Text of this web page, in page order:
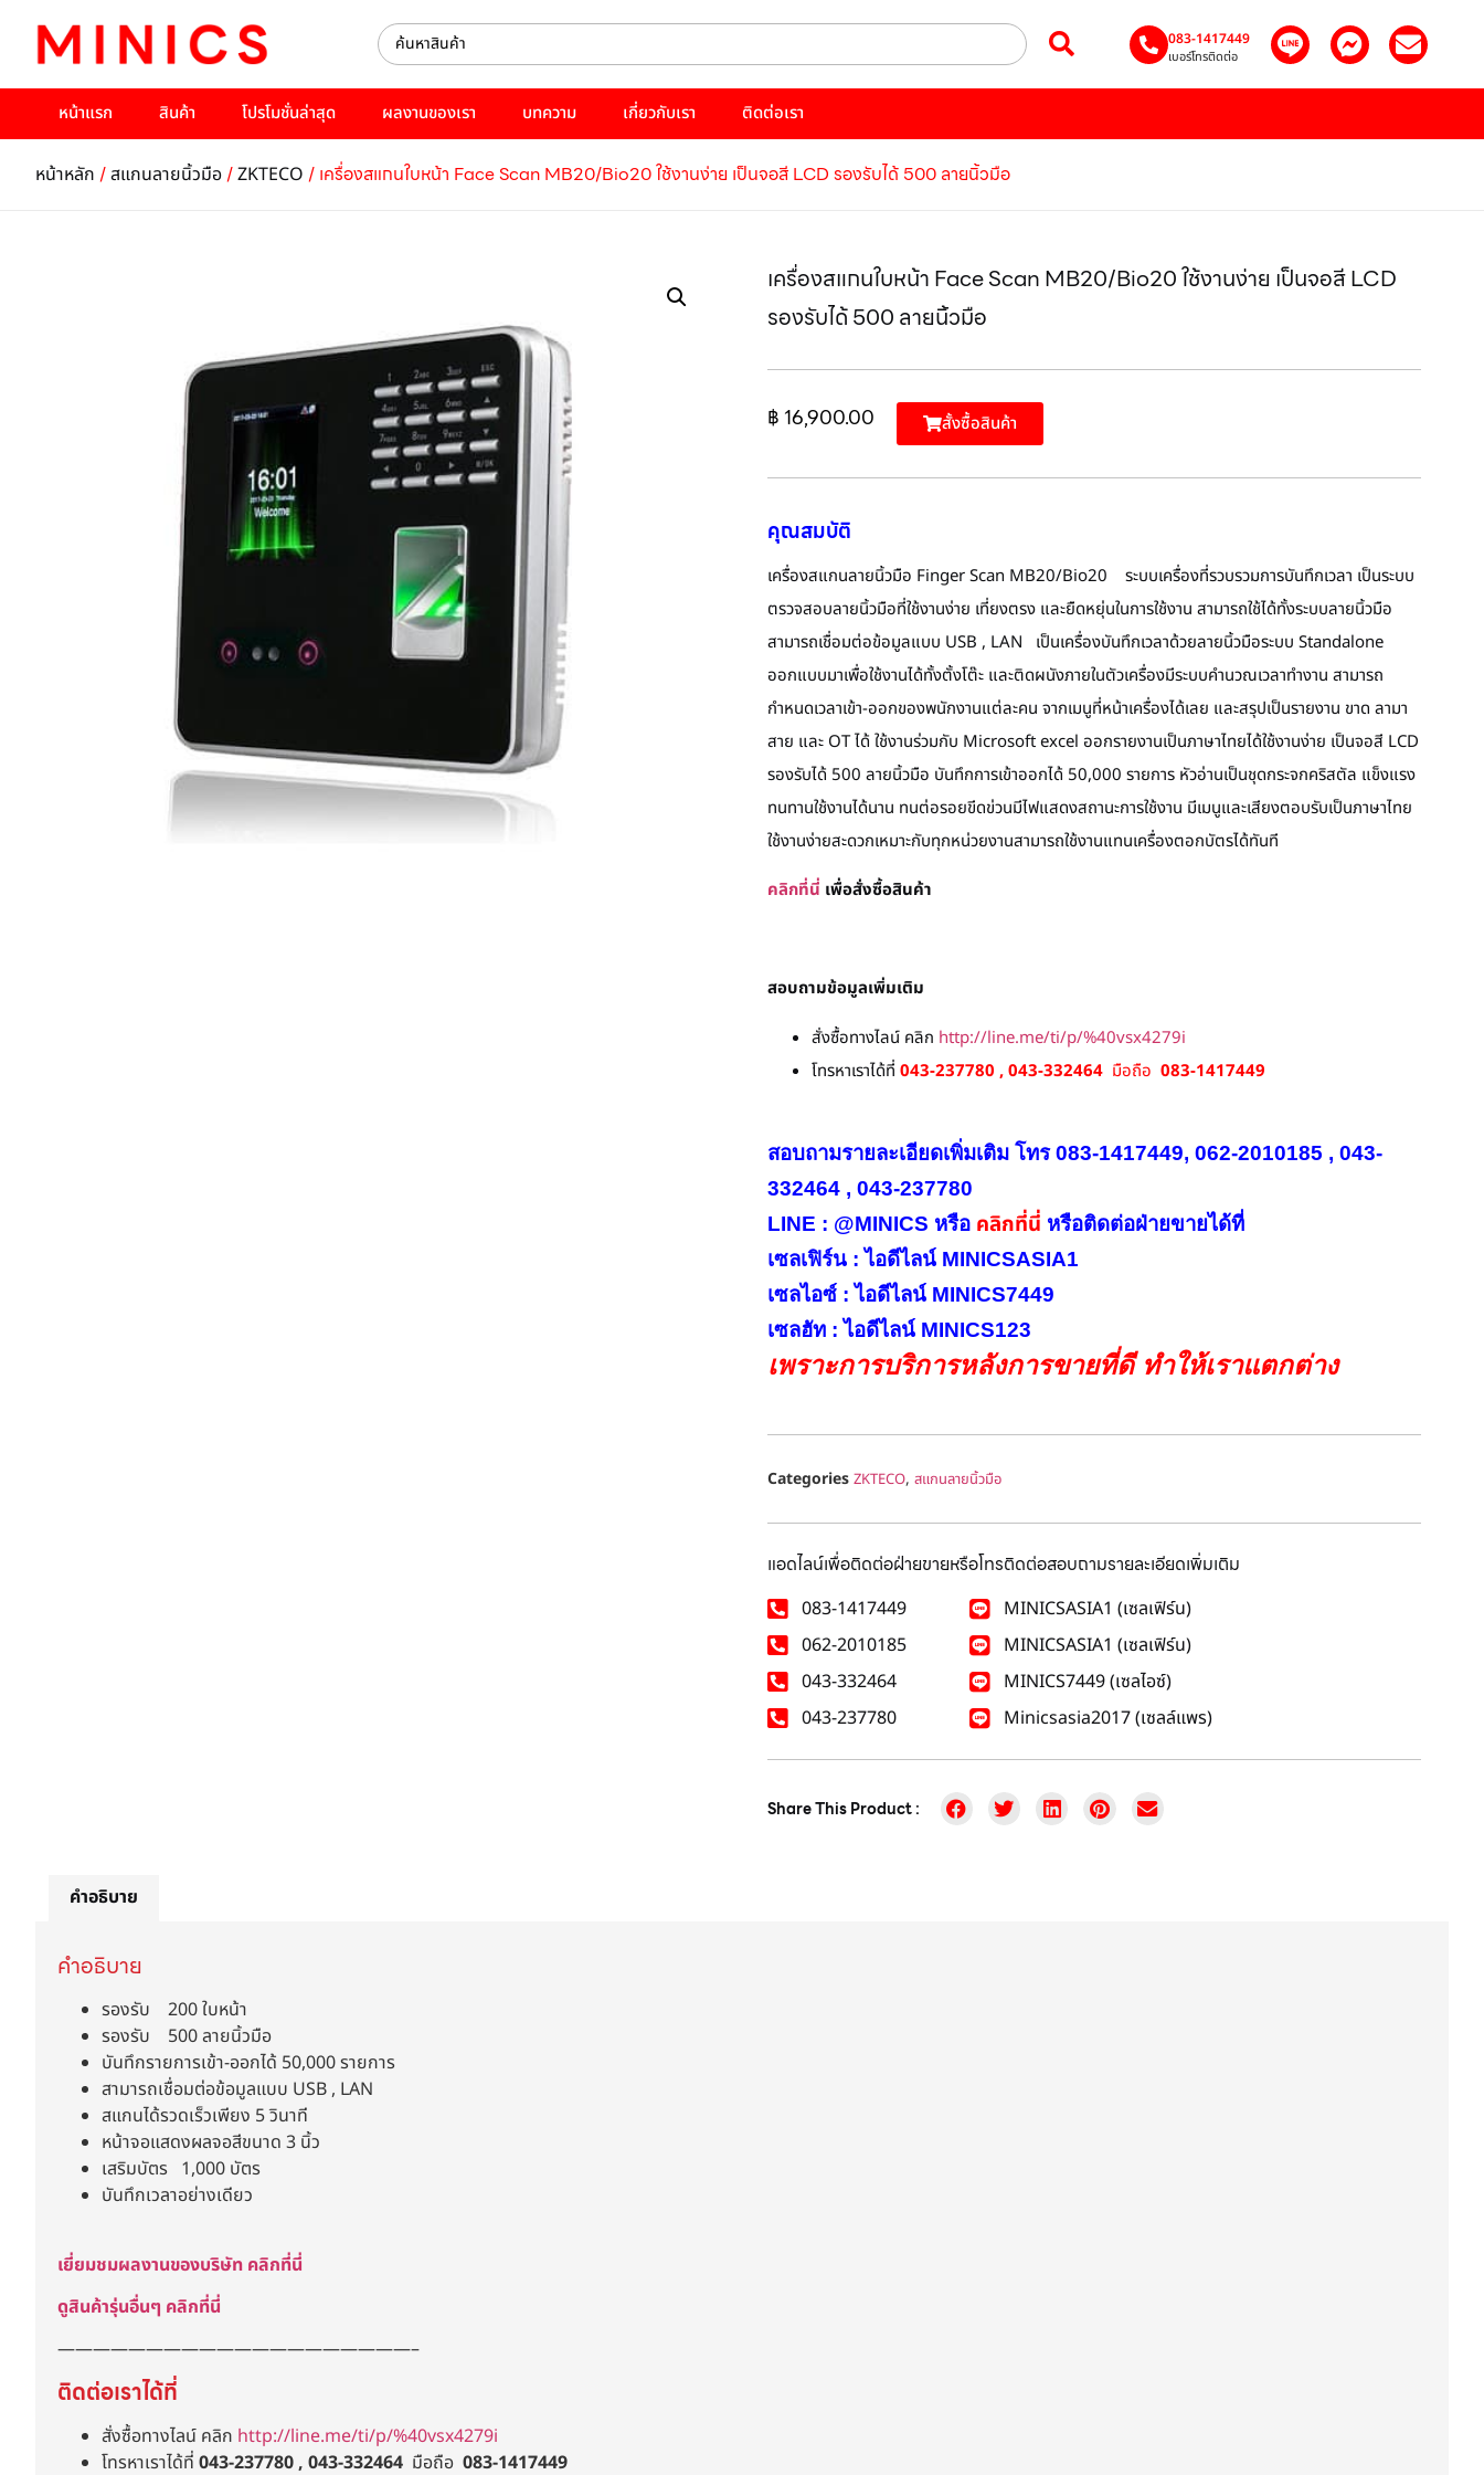
083-1417449
เบอร์โทรติดต่อ
หน้าแรก สินค้า โปรโมชั่นล่าสุด ผลงานของเรา บทความ เกี่ยวกับเรา ติดต่อเรา
หน้าหลัก /สแกนลายนิ้วมือ/ZKTECO / เครื่องสแกนใบหน้า Face Scan MB20/Bio20 ใช้งานง่าย เป็นจอสี LCD รองรับได้ 500 ลายนิ้วมือ
เครื่องสแกนใบหน้า Face Scan MB20/Bio20 ใช้งานง่าย เป็นจอสี LCD
รองรับได้ 500 ลายนิ้วมือ
฿ 16,900.00 สั้งซื้อสินค้า
คุณสมบัติ
เครื่องสแกนลายนิ้วมือ Finger Scan MB20/Bio20 ระบบเครื่องที่รวบรวมการบันทึกเวลา เป็นระบบ
ตรวจสอบลายนิ้วมือที่ใช้งานง่าย เที่ยงตรง และยืดหยุ่นในการใช้งาน สามารถใช้ได้ทั้งระบบลายนิ้วมือ
สามารถเชื่อมต่อข้อมูลแบบ USB , LAN เป็นเครื่องบันทึกเวลาด้วยลายนิ้วมือระบบ Standalone
ออกแบบมาเพื่อใช้งานได้ทั้งตั้งโต๊ะ และติดผนังภายในตัวเครื่องมีระบบคำนวณเวลาทำงาน สามารถ
กำหนดเวลาเข้า-ออกของพนักงานแต่ละคน จากเมนูที่หน้าเครื่องได้เลย และสรุปเป็นรายงาน ขาด ลามา
สาย และ OT ได้ ใช้งานร่วมกับ Microsoft excel ออกรายงานเป็นภาษาไทยได้ใช้งานง่าย เป็นจอสี LCD
รองรับได้ 500 ลายนิ้วมือ บันทึกการเข้าออกได้ 50,000 รายการ หัวอ่านเป็นชุดกระจกคริสตัล แข็งแรง
ทนทานใช้งานได้นาน ทนต่อรอยขีดข่วนมีไฟแสดงสถานะการใช้งาน มีเมนูและเสียงตอบรับเป็นภาษาไทย
ใช้งานง่ายสะดวกเหมาะกับทุกหน่วยงานสามารถใช้งานแทนเครื่องตอกบัตรได้ทันที
คลิกที่นี่ เพื่อสั่งซื้อสินค้า
สอบถามข้อมูลเพิ่มเติม
สั่งซื้อทางไลน์ คลิก http://line.me/ti/p/%40vsx4279i
โทรหาเราได้ที่ 043-237780 , 043-332464มือถือ 083-1417449
สอบถามรายละเอียดเพิ่มเติม โทร 083-1417449, 062-2010185 , 043-
332464 , 043-237780
LINE : @MINICS หรือ คลิกที่นี่ หรือติดต่อฝ่ายขายได้ที่
เซลเฟิร์น : ไอดีไลน์ MINICSASIA1
เซลไอซ์ : ไอดีไลน์ MINICS7449
เซลฮัท : ไอดีไลน์ MINICS123
เพราะการบริการหลังการขายที่ดี ทำให้เราแตกต่าง
Categories ZKTECO, สแกนลายนิ้วมือ
แอดไลน์เพื่อติดต่อฝ่ายขายหรือโทรติดต่อสอบถามรายละเอียดเพิ่มเติม
083-1417449
062-2010185
043-332464
043-237780
MINICSASIA1 (เซลเฟิร์น)
MINICSASIA1 (เซลเฟิร์น)
MINICS7449 (เซลไอซ์)
Minicsasia2017 (เซลล์แพร)
Share This Product :
คำอธิบาย
คำอธิบาย
รองรับ 200 ใบหน้า
รองรับ 500 ลายนิ้วมือ
บันทึกรายการเข้า-ออกได้ 50,000 รายการ
สามารถเชื่อมต่อข้อมูลแบบ USB , LAN
สแกนได้รวดเร็วเพียง 5 วินาที
หน้าจอแสดงผลจอสีขนาด 3 นิ้ว
เสริมบัตร 1,000 บัตร
บันทึกเวลาอย่างเดียว
เยี่ยมชมผลงานของบริษัท คลิกที่นี่
ดูสินค้ารุ่นอื่นๆ คลิกที่นี่
————————————————————–
ติดต่อเราได้ที่
สั่งซื้อทางไลน์ คลิก http://line.me/ti/p/%40vsx4279i
โทรหาเราได้ที่ 043-237780 , 043-332464 มือถือ 083-1417449